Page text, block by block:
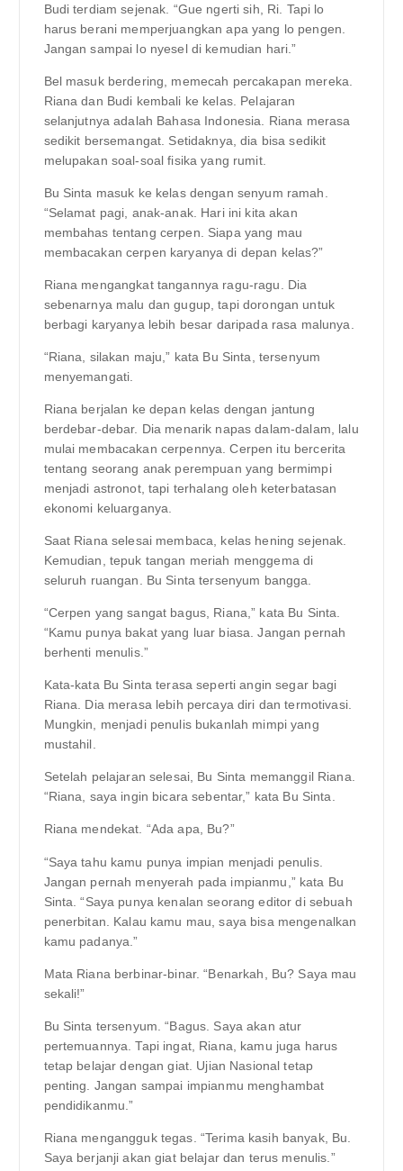
Budi terdiam sejenak. “Gue ngerti sih, Ri. Tapi lo
harus berani memperjuangkan apa yang lo pengen.
Jangan sampai lo nyesel di kemudian hari.”
Bel masuk berdering, memecah percakapan mereka.
Riana dan Budi kembali ke kelas. Pelajaran
selanjutnya adalah Bahasa Indonesia. Riana merasa
sedikit bersemangat. Setidaknya, dia bisa sedikit
melupakan soal-soal fisika yang rumit.
Bu Sinta masuk ke kelas dengan senyum ramah.
“Selamat pagi, anak-anak. Hari ini kita akan
membahas tentang cerpen. Siapa yang mau
membacakan cerpen karyanya di depan kelas?”
Riana mengangkat tangannya ragu-ragu. Dia
sebenarnya malu dan gugup, tapi dorongan untuk
berbagi karyanya lebih besar daripada rasa malunya.
“Riana, silakan maju,” kata Bu Sinta, tersenyum
menyemangati.
Riana berjalan ke depan kelas dengan jantung
berdebar-debar. Dia menarik napas dalam-dalam, lalu
mulai membacakan cerpennya. Cerpen itu bercerita
tentang seorang anak perempuan yang bermimpi
menjadi astronot, tapi terhalang oleh keterbatasan
ekonomi keluarganya.
Saat Riana selesai membaca, kelas hening sejenak.
Kemudian, tepuk tangan meriah menggema di
seluruh ruangan. Bu Sinta tersenyum bangga.
“Cerpen yang sangat bagus, Riana,” kata Bu Sinta.
“Kamu punya bakat yang luar biasa. Jangan pernah
berhenti menulis.”
Kata-kata Bu Sinta terasa seperti angin segar bagi
Riana. Dia merasa lebih percaya diri dan termotivasi.
Mungkin, menjadi penulis bukanlah mimpi yang
mustahil.
Setelah pelajaran selesai, Bu Sinta memanggil Riana.
“Riana, saya ingin bicara sebentar,” kata Bu Sinta.
Riana mendekat. “Ada apa, Bu?”
“Saya tahu kamu punya impian menjadi penulis.
Jangan pernah menyerah pada impianmu,” kata Bu
Sinta. “Saya punya kenalan seorang editor di sebuah
penerbitan. Kalau kamu mau, saya bisa mengenalkan
kamu padanya.”
Mata Riana berbinar-binar. “Benarkah, Bu? Saya mau
sekali!”
Bu Sinta tersenyum. “Bagus. Saya akan atur
pertemuannya. Tapi ingat, Riana, kamu juga harus
tetap belajar dengan giat. Ujian Nasional tetap
penting. Jangan sampai impianmu menghambat
pendidikanmu.”
Riana mengangguk tegas. “Terima kasih banyak, Bu.
Saya berjanji akan giat belajar dan terus menulis.”